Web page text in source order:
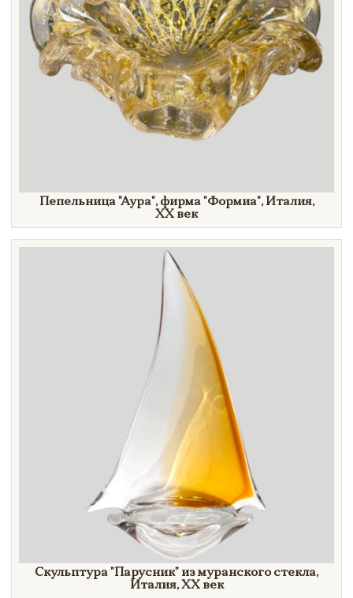
Пепельница"Аура",фирма"Формиа",Италия,
XX век
Скульптура"Парусник" из муранского стекла,
Италия,XX век